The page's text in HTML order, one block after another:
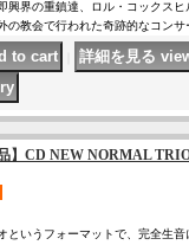
界の重鎮達、ロル・コックス
の教会で行われた奇跡的なコン
】CD NEW NORMAL
というフォーマットで、完全生